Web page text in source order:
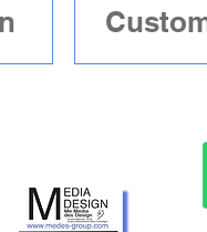
Support